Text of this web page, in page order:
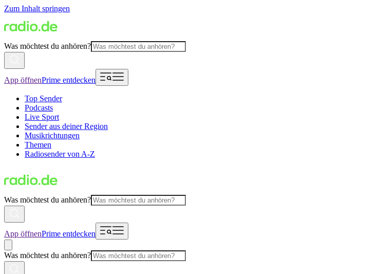
Zum Inhalt springen
Was möchtest du anhören?
App öffnenPrime entdecken
Top Sender
Podcasts
Live Sport
Sender aus deiner Region
Musikrichtungen
Themen
Radiosender von A-Z
Was möchtest du anhören?
App öffnenPrime entdecken
Was möchtest du anhören?